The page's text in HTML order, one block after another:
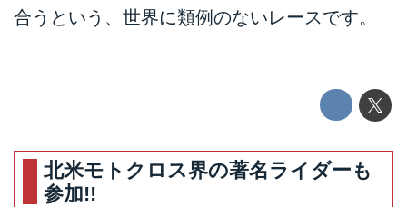
合うという、世界に類例のないレースです。
北米モトクロス界の著名ライダーも
参加!!